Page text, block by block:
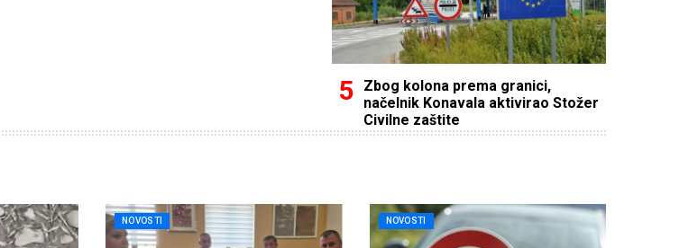
Zbog kolona prema granici,
načelnik Konavala aktivirao Stožer
Civilne zaštite
NOVOSTI NOVOSTI